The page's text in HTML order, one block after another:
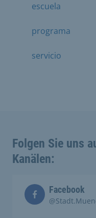
escuela
programa
servicio
Folgen Sie uns
Kanälen:
Facebook